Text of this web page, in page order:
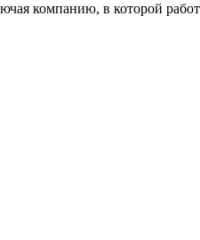
компанию, в которой